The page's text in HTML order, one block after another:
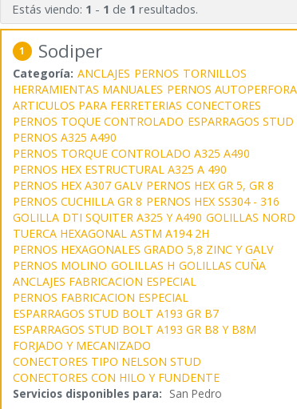
Estás viendo: 1 - 1 de 1 resultados.
1 Sodiper
Categoría: ANCLAJES PERNOS TORNILLOS
HERRAMIENTAS MANUALES PERNOS
ARTICULOS PARA FERRETERIAS CONECTORES
PERNOS TOQUE CONTROLADO ESPARRAGOS
PERNOS A325 A490
PERNOS TORQUE CONTROLADO A325 A490
PERNOS HEX ESTRUCTURAL A325 A 490
PERNOS HEX A307 GALV PERNOS HEX GR 5, GR 8
PERNOS CUCHILLA GR 8 PERNOS HEX SS304 - 316
GOLILLA DTI SQUITER A325 Y A490 GOLILLAS
TUERCA HEXAGONAL ASTM A194 2H
PERNOS HEXAGONALES GRADO 5,8 ZINC Y GALV
PERNOS MOLINO GOLILLAS H GOLILLAS CUÑA
ANCLAJES FABRICACION ESPECIAL
PERNOS FABRICACION ESPECIAL
ESPARRAGOS STUD BOLT A193 GR B7
ESPARRAGOS STUD BOLT A193 GR B8 Y B8M
FORJADO Y MECANIZADO
CONECTORES TIPO NELSON STUD
CONECTORES CON HILO Y FUNDENTE
Servicios disponibles para: San Pedro